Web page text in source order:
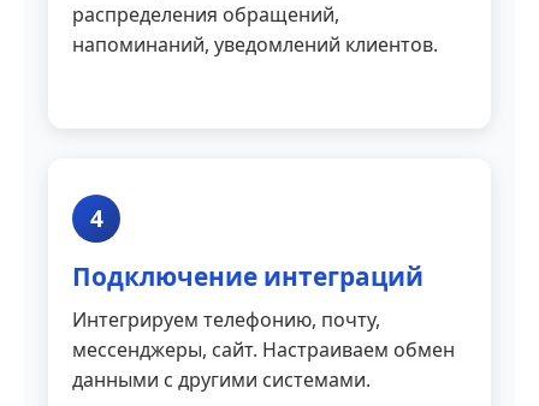
распределения обращений,
напоминаний, уведомлений клиентов.
4
Подключение интеграций
Интегрируем телефонию, почту,
мессенджеры, сайт. Настраиваем обмен
данными с другими системами.